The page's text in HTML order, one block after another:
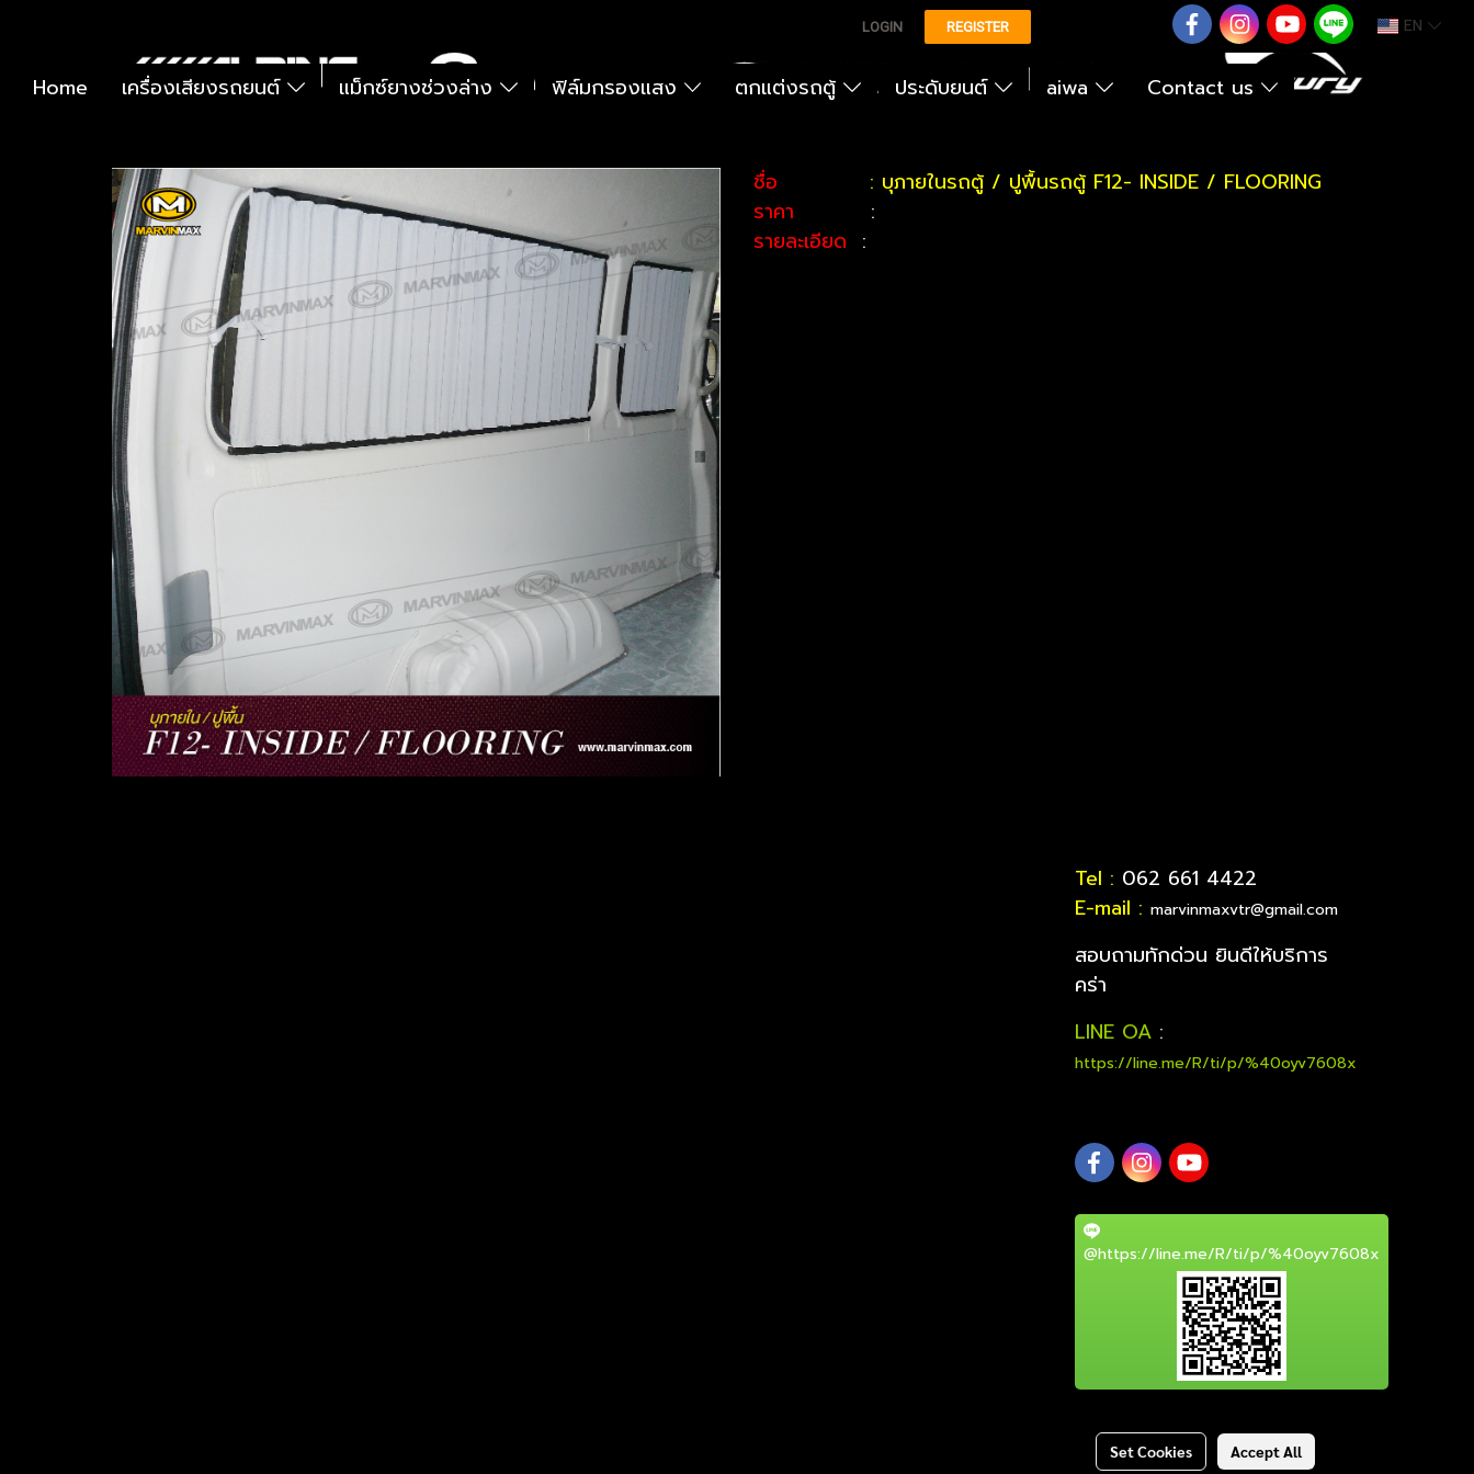
LOGIN REGISTER EN
Home เครื่องเสียงรถยนต์ แม็กซ์ยางช่วงล่าง ฟิล์มกรองแสง ตกแต่งรถตู้ ประดับยนต์ aiwa Contact us
ชื่อ
: บุภายในรถตู้ / ปูพื้นรถตู้ F12- INSIDE / FLOORING
ราคา
:
รายละเอียด :
Tel : 062 661 4422
E-mail : marvinmaxvtr@gmail.com
สอบถามทักด่วน ยินดีให้บริการ
คร่า
LINE OA:
https://line.me/R/ti/p/%40oyv7608x
@https://line.me/R/ti/p/%40oyv7608x
Set Cookies Accept All